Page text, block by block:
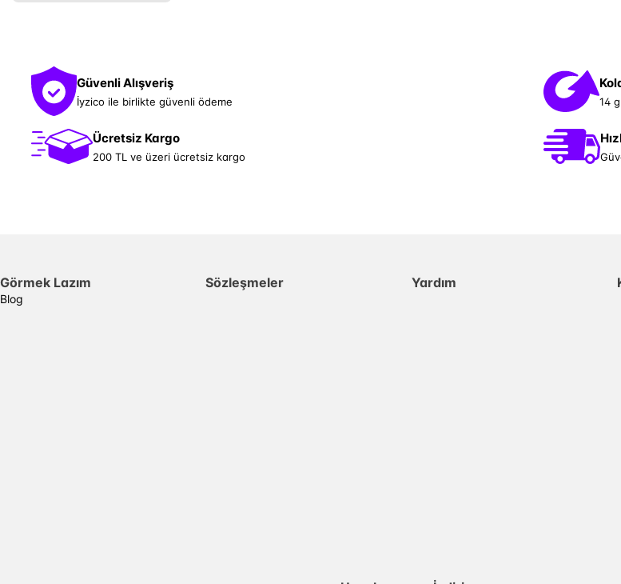
Güvenli Alışveriş
İyzico ile birlikte güvenli ödeme 14
Ücretsiz Kargo
200 TL ve üzeri ücretsiz kargo
Görmek Lazım
Blog
Sözleşmeler Yardım